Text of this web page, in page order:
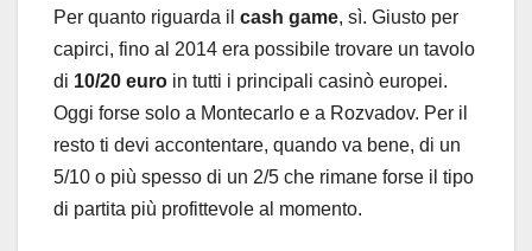
Per quanto riguarda il cash game, sì. Giusto per
capirci, fino al 2014 era possibile trovare un tavolo
di 10/20 euro in tutti i principali casinò europei.
Oggi forse solo a Montecarlo e a Rozvadov. Per il
resto ti devi accontentare, quando va bene, di un
5/10 o più spesso di un 2/5 che rimane forse il tipo
di partita più profittevole al momento.